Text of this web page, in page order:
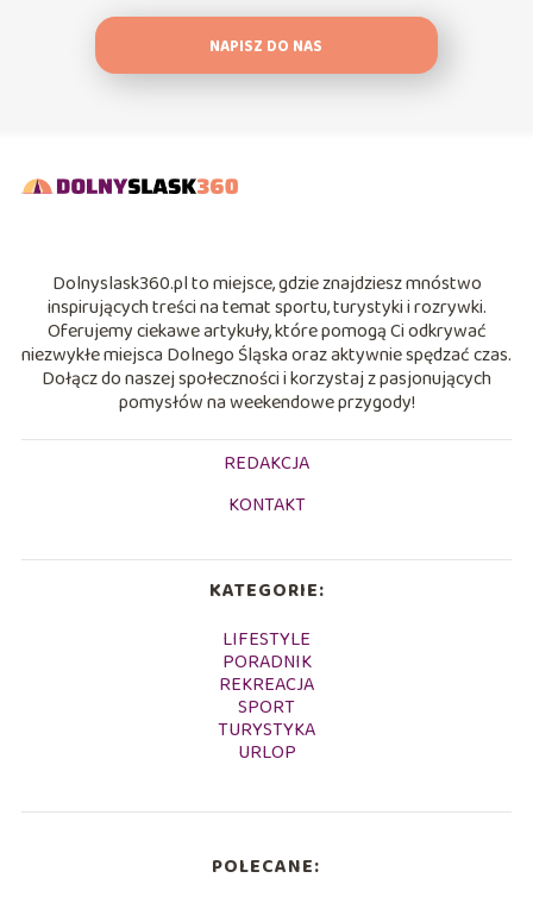
NAPISZ DO NAS
Dolnyslask360.pl to miejsce, gdzie znajdziesz mnóstwo
inspirujących treści na temat sportu, turystyki i rozrywki.
Oferujemy ciekawe artykuły, które pomogą Ci odkrywać
niezwykłe miejsca Dolnego Śląska oraz aktywnie spędzać czas.
Dołącz do naszej społeczności i korzystaj z pasjonujących
pomysłów na weekendowe przygody!
REDAKCJA
KONTAKT
KATEGORIE:
LIFESTYLE
PORADNIK
REKREACJA
SPORT
TURYSTYKA
URLOP
POLECANE: